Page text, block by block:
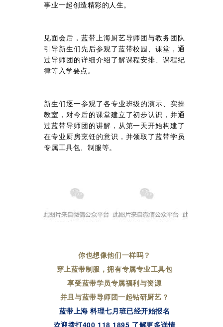
事业一起创造精彩的人生。
见面会后，蓝带上海厨艺导师团与教务团队
引导新生们先后参观了蓝带校园、课堂，通
过导师团的详细介绍了解课程安排、课程纪
律等入学要点。
新生们逐一参观了各专业班级的演示、实操
教室，对今后的课堂建立了初步认识，并通
过蓝带导师团的讲解，从第一天开始构建了
在专业厨房烹饪的意识，并领取了蓝带学员
专属工具包、制服等。
你也想像他们一样吗？
穿上蓝带制服，拥有专属专业工具包
享受蓝带学员专属福利与资源
并且与蓝带导师团一起钻研厨艺？
蓝带上海 料理七月班已经开始报名
欢迎拨打400 118 1895 了解更多详情